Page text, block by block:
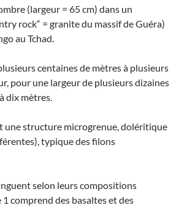
(largeur = 65 cm) dans un
rock“ = granite du massif de Guéra)
au Tchad.
centaines de mètres à plusieurs
pour une largeur de plusieurs dizaines
dix mètres.
une structure microgrenue, doléritique
typique des filons
selon leurs compositions
comprend des basaltes et des